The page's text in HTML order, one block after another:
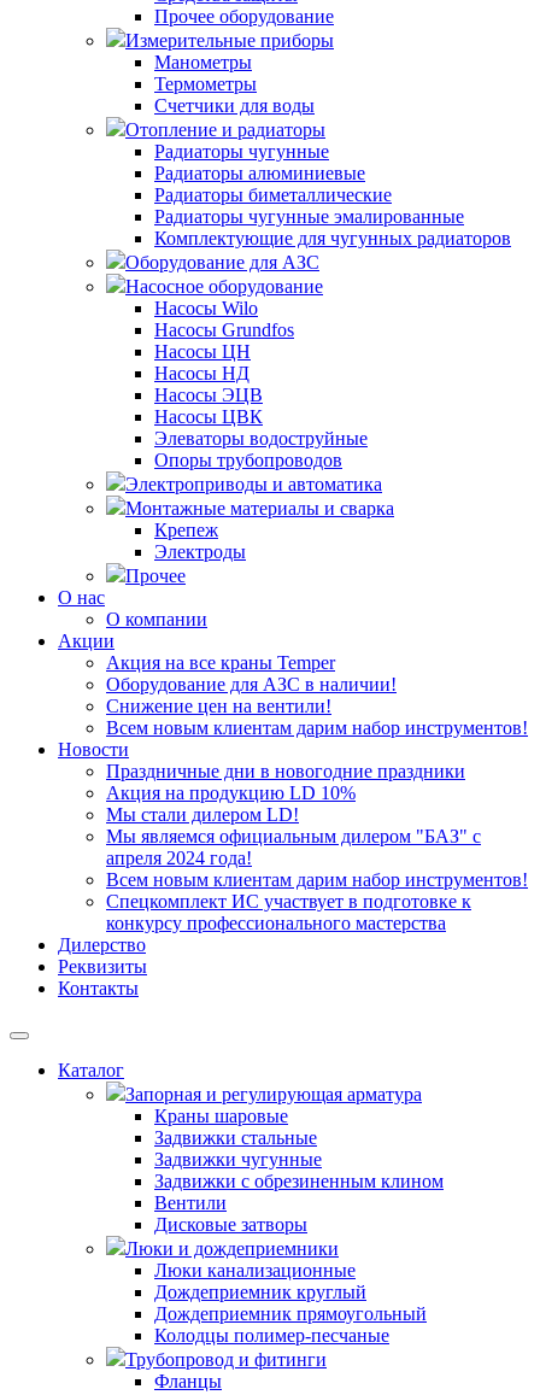
Прочее оборудование
Измерительные приборы
Манометры
Термометры
Счетчики для воды
Отопление и радиаторы
Радиаторы чугунные
Радиаторы алюминиевые
Радиаторы биметаллические
Радиаторы чугунные эмалированные
Комплектующие для чугунных радиаторов
Оборудование для АЗС
Насосное оборудование
Насосы Wilo
Насосы Grundfos
Насосы ЦН
Насосы НД
Насосы ЭЦВ
Насосы ЦВК
Элеваторы водоструйные
Опоры трубопроводов
Электроприводы и автоматика
Монтажные материалы и сварка
Крепеж
Электроды
Прочее
О нас
О компании
Акции
Акция на все краны Temper
Оборудование для АЗС в наличии!
Снижение цен на вентили!
Всем новым клиентам дарим набор инструментов!
Новости
Праздничные дни в новогодние праздники
Акция на продукцию LD 10%
Мы стали дилером LD!
Мы являемся официальным дилером "БАЗ" с
апреля 2024 года!
Всем новым клиентам дарим набор инструментов!
Спецкомплект ИС участвует в подготовке к
конкурсу профессионального мастерства
Дилерство
Реквизиты
Контакты
Каталог
Запорная и регулирующая арматура
Краны шаровые
Задвижки стальные
Задвижки чугунные
Задвижки с обрезиненным клином
Вентили
Дисковые затворы
Люки и дождеприемники
Люки канализационные
Дождеприемник круглый
Дождеприемник прямоугольный
Колодцы полимер-песчаные
Трубопровод и фитинги
Фланцы